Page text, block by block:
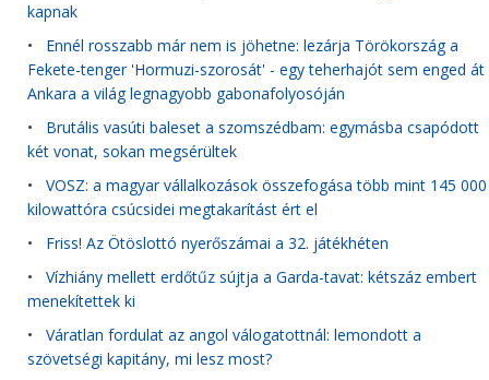
kapnak
• Ennél rosszabb már nem is jöhetne: lezárja Törökország a
Fekete-tenger 'Hormuzi-szorosát' - egy teherhajót sem enged át
Ankara a világ legnagyobb gabonafolyosóján
• Brutális vasúti baleset a szomszédbam: egymásba csapódott
két vonat, sokan megsérültek
• VOSZ: a magyar vállalkozások összefogása több mint 145 000
kilowattóra csúcsidei megtakarítást ért el
• Friss! Az Ötöslottó nyerőszámai a 32. játékhéten
• Vízhiány mellett erdőtűz sújtja a Garda-tavat: kétszáz embert
menekítettek ki
• Váratlan fordulat az angol válogatottnál: lemondott a
szövetségi kapitány, mi lesz most?